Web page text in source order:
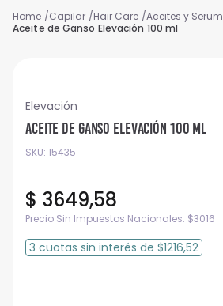
Capilar Hair Care Aceites y Serum
Aceite de Ganso Elevación 100 ml
Elevación
Aceite de Ganso Elevación 100 ml
SKU: 15435
$ 3649,58
Precio Sin Impuestos Nacionales: $3016
3 cuotas sin interés de $1216,52